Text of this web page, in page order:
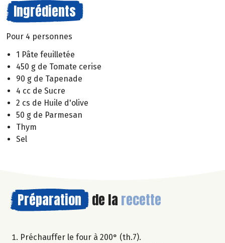
Ingrédients
Pour 4 personnes
1 Pâte feuilletée
450 g de Tomate cerise
90 g de Tapenade
4 cc de Sucre
2 cs de Huile d'olive
50 g de Parmesan
Thym
Sel
Préparation de la recette
Préchauffer le four à 200° (th.7).